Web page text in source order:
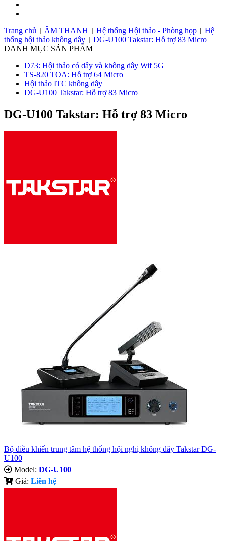
Trang chủ
ÂM THANH Hệ thống Hội thảo - Phòng họp
Hệ
thống hội thảo không dây
DG-U100 Takstar: Hỗ trợ 83 Micro
DANH MỤC SẢN PHẨM
D73: Hội thảo có dây và không dây Wif 5G
TS-820 TOA: Hỗ trợ 64 Micro
Hội thảo ITC không dây
DG-U100 Takstar: Hỗ trợ 83 Micro
DG-U100 Takstar: Hỗ trợ 83 Micro
Bộ điều khiển trung tâm hệ thống hội nghị không dây Takstar DG-
U100
Model: DG-U100
Giá: Liên hệ